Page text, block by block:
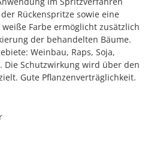
Rückenspritze sowie eine
Farbe ermöglicht zusätzlich
der behandelten Bäume.
Weinbau, Raps, Soja,
Die Schutzwirkung wird über den
Gute Pflanzenverträglichkeit.